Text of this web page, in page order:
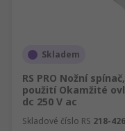
Skladem
RS PRO Nožní
použití Okamžité
dc 250 V ac
Skladové číslo RS 218-